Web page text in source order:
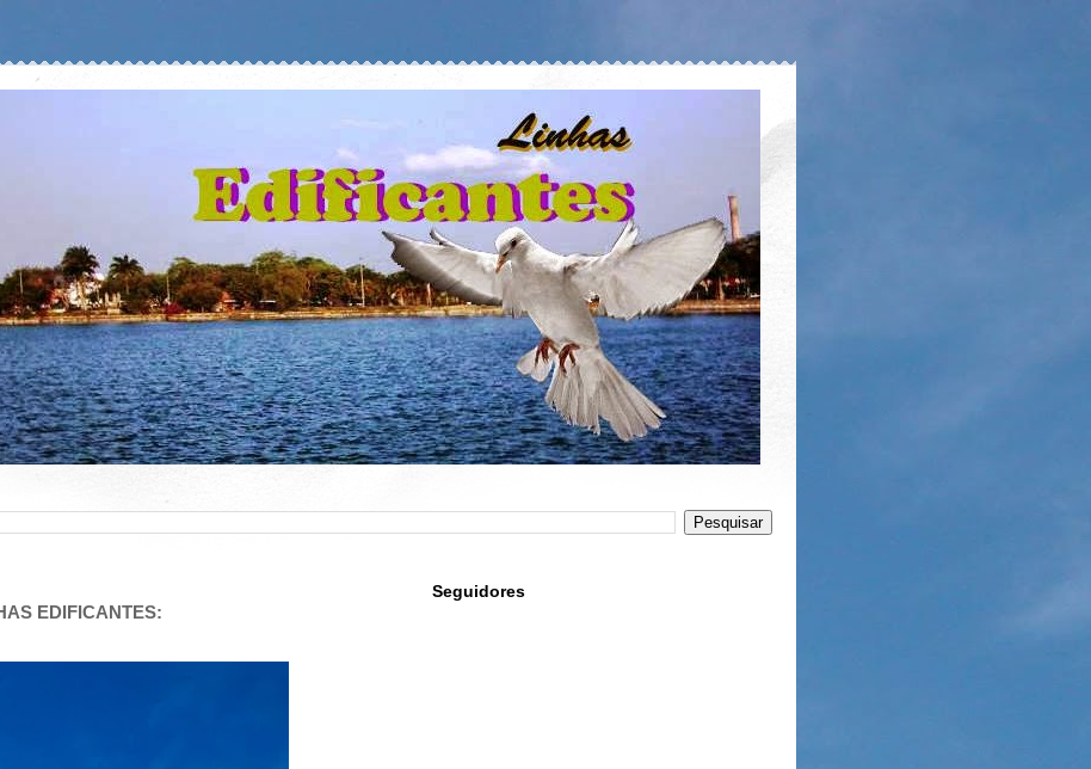
EDIFICANTES:
Seguidores